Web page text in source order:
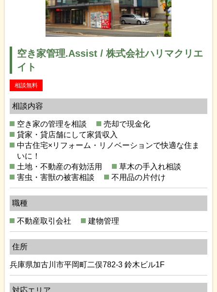
空き家管理.Assist / 株式会社ハリマクリエ
イト
相談無料
相談内容
空き家の管理を相談
売却で現金化
貸家・貸店舗にして家賃収入
中古住宅×リフォーム・リノベーションで快適な住ま
いに！
土地・不動産の有効活用
草木の手入れ相談
害虫・害獣の被害相談
不用品の片付け
職種
不動産取引会社 建物管理
住所
兵庫県加古川市平岡町二俣782-3 鈴木ビル1F
対応エリア